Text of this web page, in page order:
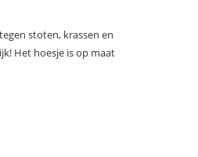
stoten, krassen en
Het hoesje is op maat